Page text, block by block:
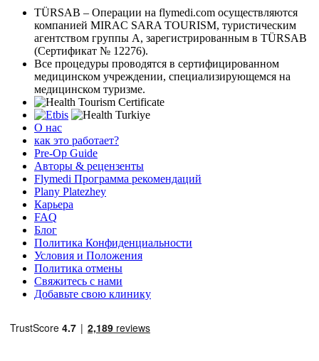
TÜRSAB – Операции на flymedi.com осуществляются
компанией MIRAC SARA TOURISM, туристическим
агентством группы A, зарегистрированным в TÜRSAB
(Сертификат № 12276).
Все процедуры проводятся в сертифицированном
медицинском учреждении, специализирующемся на
медицинском туризме.
О нас
как это работает?
Pre-Op Guide
Авторы & рецензенты
Flymedi Программа рекомендаций
Plany Platezhey
Карьера
FAQ
Блог
Политика Конфиденциальности
Условия и Положения
Политика отмены
Свяжитесь с нами
Добавьте свою клинику